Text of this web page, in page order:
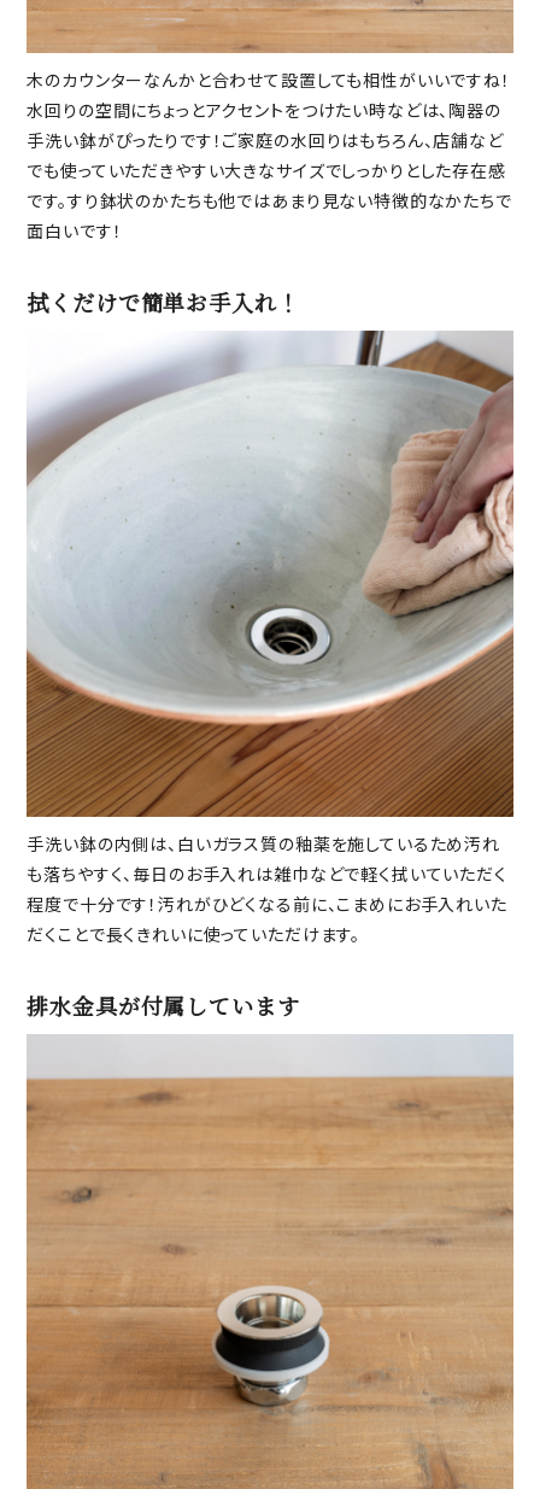
木のカウンターなんかと合わせて設置しても相性がいいですね！
水回りの空間にちょっとアクセントをつけたい時などは、陶器の
手洗い鉢がぴったりです！ご家庭の水回りはもちろん、店舗など
でも使っていただきやすい大きなサイズでしっかりとした存在感
です。すり鉢状のかたちも他ではあまり見ない特徴的なかたちで
面白いです！
拭くだけで簡単お手入れ！
手洗い鉢の内側は、白いガラス質の釉薬を施しているため汚れ
も落ちやすく、毎日のお手入れは雑巾などで軽く拭いていただく
程度で十分です！汚れがひどくなる前に、こまめにお手入れいた
だくことで長くきれいに使っていただけます。
排水金具が付属しています